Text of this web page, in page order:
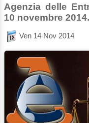
Agenzia delle
10 novembre 2014.
Ven 14 Nov 2014